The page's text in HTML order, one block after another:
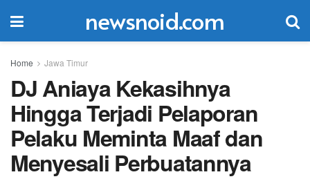
newsnoid.com
Home Jawa Timur
DJ Aniaya Kekasihnya
Hingga Terjadi Pelaporan
Pelaku Meminta Maaf dan
Menyesali Perbuatannya